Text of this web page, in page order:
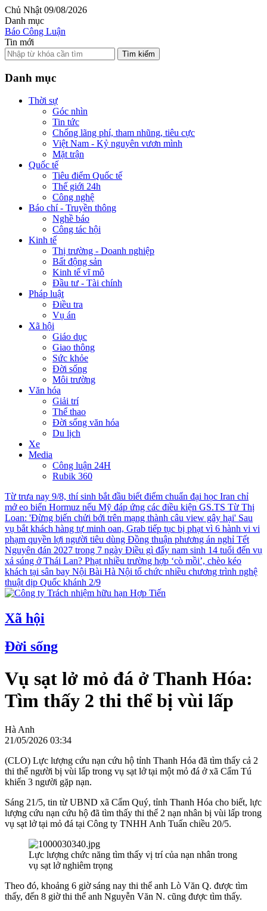
Chủ Nhật 09/08/2026
Danh mục
Báo Công Luận
Tin mới
Tìm kiếm
Danh mục
Thời sự
Góc nhìn
Tin tức
Chống lãng phí, tham nhũng, tiêu cực
Việt Nam - Kỷ nguyên vươn mình
Mặt trận
Quốc tế
Tiêu điểm Quốc tế
Thế giới 24h
Công nghệ
Báo chí - Truyền thông
Nghề báo
Công tác hội
Kinh tế
Thị trường - Doanh nghiệp
Bất động sản
Kinh tế vĩ mô
Đầu tư - Tài chính
Pháp luật
Điều tra
Vụ án
Xã hội
Giáo dục
Giao thông
Sức khỏe
Đời sống
Môi trường
Văn hóa
Giải trí
Thể thao
Đời sống văn hóa
Du lịch
Xe
Media
Công luận 24H
Rubik 360
Từ trưa nay 9/8, thí sinh bắt đầu biết điểm chuẩn đại học Iran chỉ
mở eo biển Hormuz nếu Mỹ đáp ứng các điều kiện GS.TS Từ Thị
Loan: 'Đừng biến chửi bới trên mạng thành câu view gây hại' Sau
vụ bắt khách hàng tự minh oan, Grab tiếp tục bị phạt vì 6 hành vi vi
phạm quyền lợi người tiêu dùng Đồng thuận phương án nghỉ Tết
Nguyên đán 2027 trong 7 ngày Điều gì đẩy nam sinh 14 tuổi đến vụ
xả súng ở Thái Lan? Phạt nhiều trường hợp ‘cò mồi’, chèo kéo
khách tại sân bay Nội Bài Hà Nội tổ chức nhiều chương trình nghệ
thuật dịp Quốc khánh 2/9
Xã hội
Đời sống
Vụ sạt lở mỏ đá ở Thanh Hóa:
Tìm thấy 2 thi thể bị vùi lấp
Hà Anh
21/05/2026 03:34
(CLO) Lực lượng cứu nạn cứu hộ tỉnh Thanh Hóa đã tìm thấy cả 2
thi thể người bị vùi lấp trong vụ sạt lở tại một mỏ đá ở xã Cẩm Tú
khiến 3 người gặp nạn.
Sáng 21/5, tin từ UBND xã Cẩm Quý, tỉnh Thanh Hóa cho biết, lực
lượng cứu nạn cứu hộ đã tìm thấy thi thể 2 nạn nhân bị vùi lấp trong
vụ sạt lở tại mỏ đá tại Công ty TNHH Anh Tuấn chiều 20/5.
Lực lượng chức năng tìm thấy vị trí của nạn nhân trong
vụ sạt lở nghiêm trọng
Theo đó, khoảng 6 giờ sáng nay thi thể anh Lò Văn Q. được tìm
thấy, đến 8 giờ thi thể anh Nguyễn Văn N. cũng được tìm thấy.